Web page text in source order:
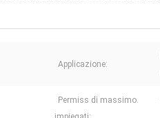
Applicazione:
Permiss di massimo.